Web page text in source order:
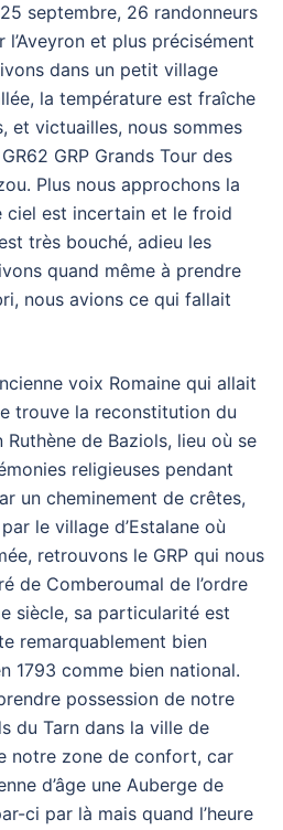
septembre, 26 randonneurs
et plus précisément
dans un petit village
la température est fraîche
et victuailles, nous sommes
GRP Grands Tour des
Plus nous approchons la
ciel est incertain et le froid
très bouché, adieu les
quand même à prendre
nous avions ce qui fallait
voix Romaine qui allait
trouve la reconstitution du
de Baziols, lieu où se
religieuses pendant
un cheminement de crêtes,
le village d’Estalane où
retrouvons le GRP qui nous
de Comberoumal de l’ordre
siècle, sa particularité est
remarquablement bien
1793 comme bien national.
possession de notre
du Tarn dans la ville de
notre zone de confort, car
d’âge une Auberge de
ci par là mais quand l’heure